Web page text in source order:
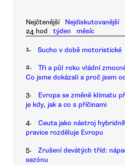
Nejčtenější
Nejdiskutovanější
24 hod
týden měsíc
1. Sucho v době motoristické
2.
Tři a půl roku vládní
Co jsme dokázali a proč jsem
3.
Evropa se změně klimatu
je kdy, jak a co s příčinami
4.
Ceuta jako nástroj
pravice rozděluje Evropu
5.
Zrušení devátých tříd:
sezónu